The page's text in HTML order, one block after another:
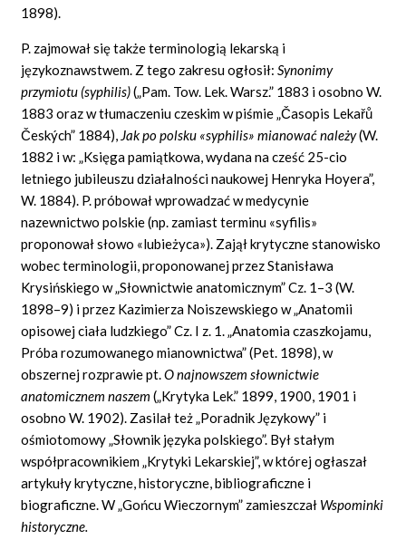
1898).
P. zajmował się także terminologią lekarską i
językoznawstwem. Z tego zakresu ogłosił:Synonimy
przymiotu (syphilis)(„Pam. Tow. Lek. Warsz.” 1883 i osobno W.
1883 oraz w tłumaczeniu czeskim w piśmie „Časopis Lekařů
Českých” 1884), Jak po polsku «syphilis» mianować należy(W.
1882 i w: „Księga pamiątkowa, wydana na cześć 25-cio
letniego jubileuszu działalności naukowej Henryka Hoyera”,
W. 1884). P. próbował wprowadzać w medycynie
nazewnictwo polskie (np. zamiast terminu «syfilis»
proponował słowo «lubieżyca»). Zajął krytyczne stanowisko
wobec terminologii, proponowanej przez Stanisława
Krysińskiego w „Słownictwie anatomicznym” Cz. 1–3 (W.
1898–9) i przez Kazimierza Noiszewskiego w „Anatomii
opisowej ciała ludzkiego” Cz. I z. 1. „Anatomia czaszkojamu,
Próba rozumowanego mianownictwa” (Pet. 1898), w
obszernej rozprawie pt.O najnowszem słownictwie
anatomicznem naszem(„Krytyka Lek.” 1899, 1900, 1901 i
osobno W. 1902). Zasilał też „Poradnik Językowy” i
ośmiotomowy „Słownik języka polskiego”. Był stałym
współpracownikiem „Krytyki Lekarskiej”, w której ogłaszał
artykuły krytyczne, historyczne, bibliograficzne i
biograficzne. W „Gońcu Wieczornym” zamieszczał Wspominki
historyczne.